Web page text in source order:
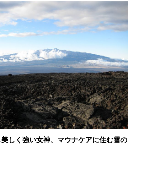
しく強い女神、マウナケアに住む雪の